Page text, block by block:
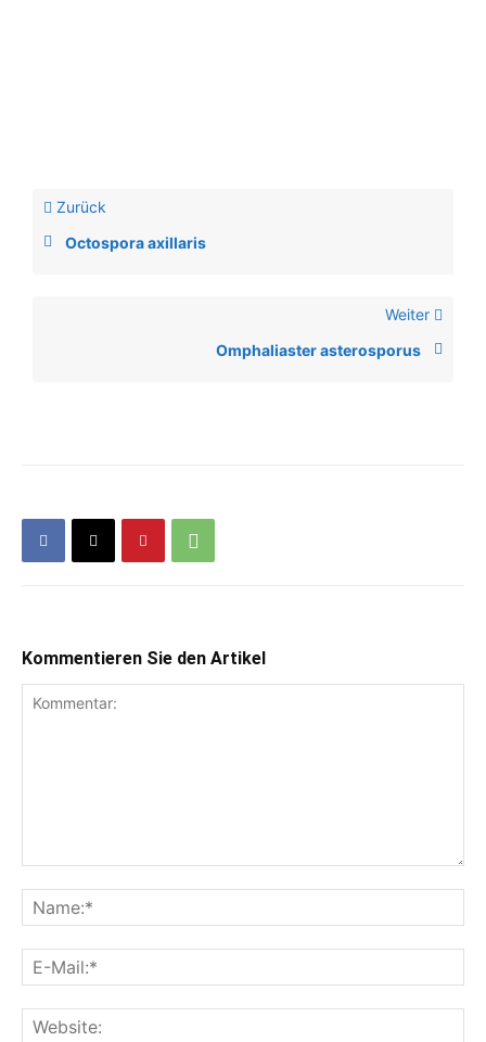
Zurück
Octospora axillaris
Weiter
Omphaliaster asterosporus
Kommentieren Sie den Artikel